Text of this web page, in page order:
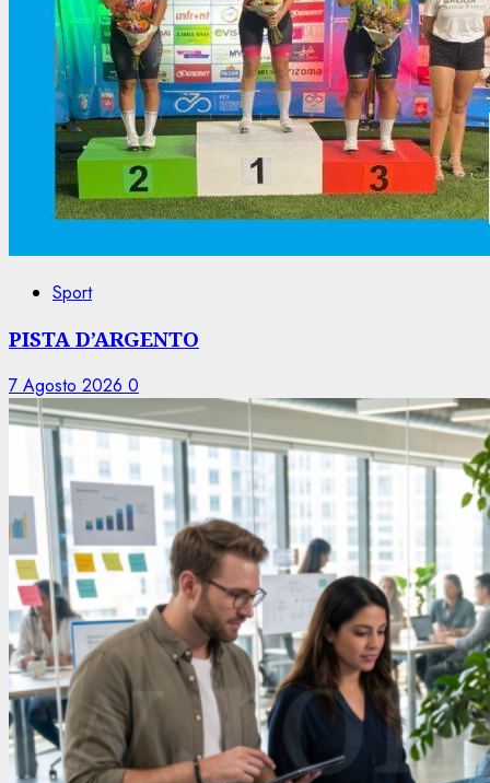
Sport
PISTA D’ARGENTO
7 Agosto 2026 0